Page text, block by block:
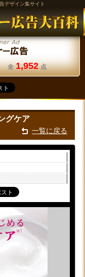
デザイン集サイト
全 1,952 点
グケア
一覧に戻る